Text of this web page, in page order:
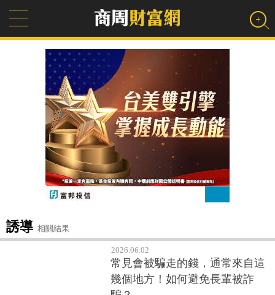
誘導 相關結果
2026.06.02
常見會被騙走的錢，通常來自這
幾個地方！如何避免長輩被詐